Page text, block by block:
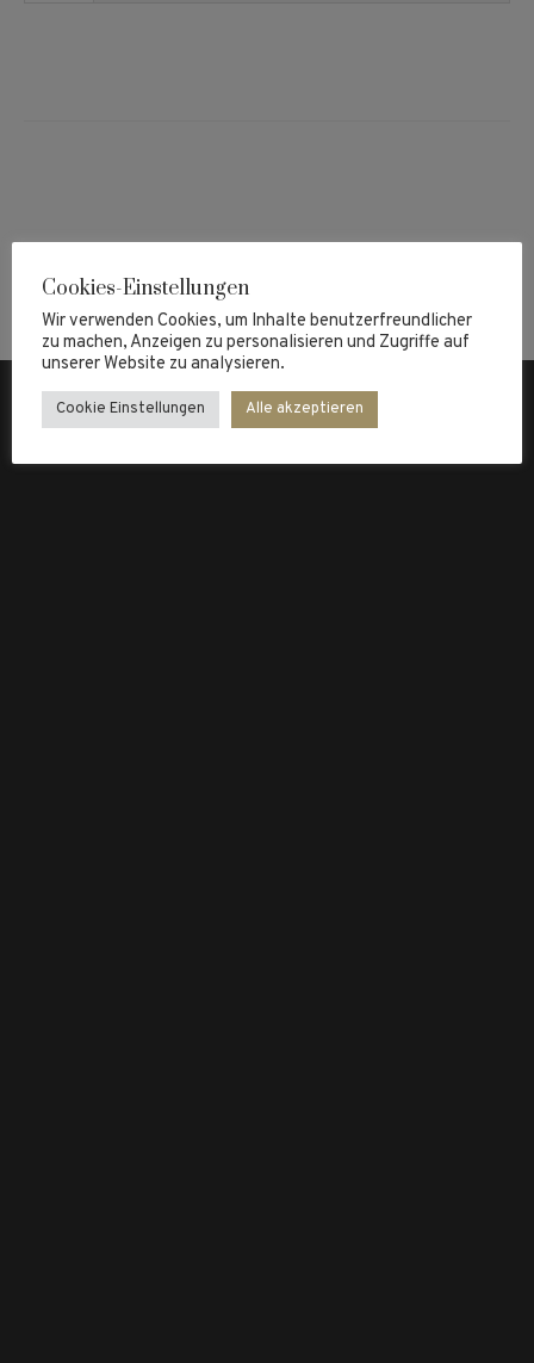
Cookies-Einstellungen
Wir verwenden Cookies, um Inhalte benutzerfreundlicher
zu machen, Anzeigen zu personalisieren und Zugriffe auf
unserer Website zu analysieren.
Cookie Einstellungen Alle akzeptieren